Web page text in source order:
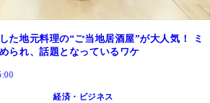
た地元料理の“ご当地居酒屋”が大人気！ ミ
られ、話題となっているワケ
経済・ビジネス